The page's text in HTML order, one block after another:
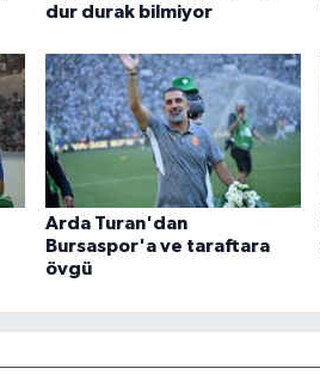
dur durak bilmiyor
Arda Turan'dan
Bursaspor'a ve taraftara
övgü